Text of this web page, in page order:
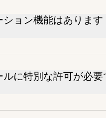
ション機能はあります
ルに特別な許可が必要